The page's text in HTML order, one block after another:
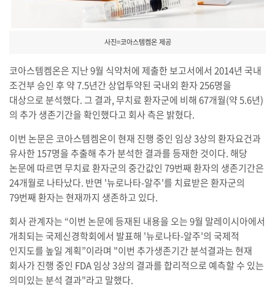
사진=코아스템켐온 제공
코아스템켐온은 지난 9월 식약처에 제출한 보고서에서 2014년 국내
조건부 승인 후 약 7.5년간 상업투약된 국내외 환자 256명을
대상으로 분석했다. 그 결과, 무치료 환자군에 비해 67개월(약 5.6년)
의 추가 생존기간을 확인했다고 회사 측은 밝혔다.
이번 논문은 코아스템켐온이 현재 진행 중인 임상 3상의 환자요건과
유사한 157명을 추출해 추가 분석한 결과를 등재한 것이다. 해당
논문에 따르면 무치료 환자군의 중간값인 79번째 환자의 생존기간은
24개월로 나타났다. 반면 '뉴로나타-알주'를 치료받은 환자군의
79번째 환자는 현재까지 생존하고 있다.
회사 관계자는 “이번 논문에 등재된 내용을 오는 9월 말레이시아에서
개최되는 국제신경학회에서 발표해 '뉴로나타-알주'의 국제적
인지도를 높일 계획”이라며 "이번 추가생존기간 분석결과는 현재
회사가 진행 중인 FDA 임상 3상의 결과를 합리적으로 예측할 수 있는
의미있는 분석 결과"라고 말했다.